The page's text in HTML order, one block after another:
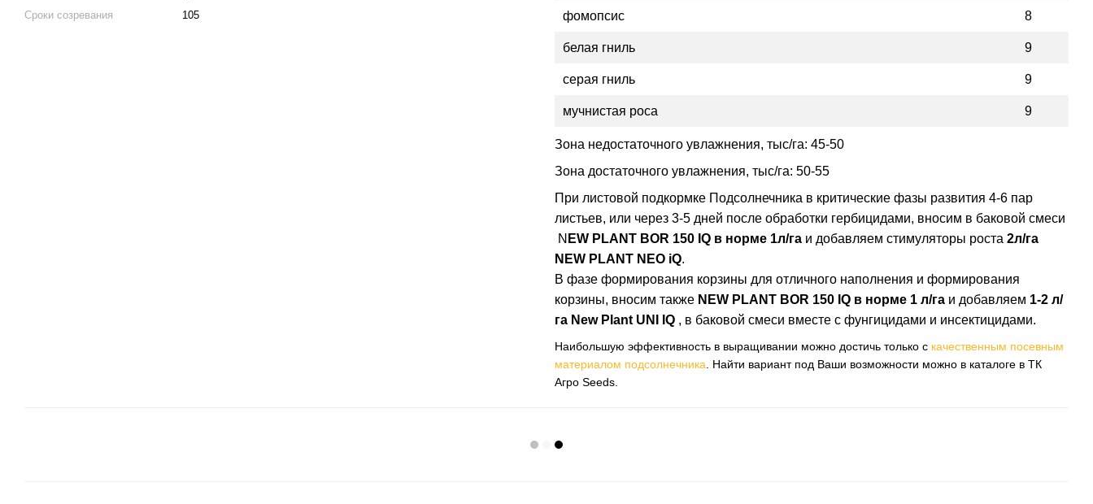
Сроки созревания
105 фомопсис 8
белая гниль 9
серая гниль 9
мучнистая роса 9
Зона недостаточного увлажнения, тыс/га: 45-50
Зона достаточного увлажнения, тыс/га: 50-55
При листовой подкормке Подсолнечника в критические фазы развития 4-6 пар
листьев, или через 3-5 дней после обработки гербицидами, вносим в баковой смеси
N EW PLANT BOR 150 IQ в норме 1л/га и добавляем стимуляторы роста 2л/га
NEW PLANT NEO iQ.
В фазе формирования корзины для отличного наполнения и формирования
корзины, вносим также NEW PLANT BOR 150 IQ в норме 1 л/га и добавляем 1-2 л/
га New Plant UNI IQ , в баковой смеси вместе с фунгицидами и инсектицидами.
Наибольшую эффективность в выращивании можно достичь только с качественным посевным
материалом подсолнечника . Найти вариант под Ваши возможности можно в каталоге в ТК
Агро Seeds.